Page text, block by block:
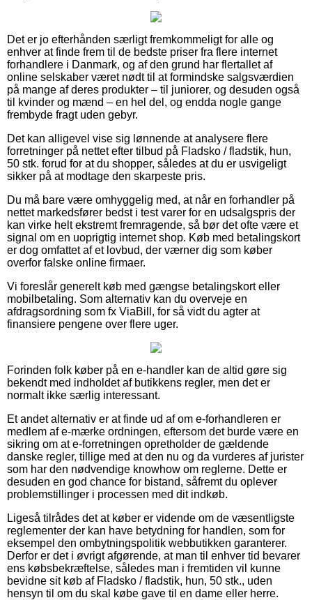
Det er jo efterhånden særligt fremkommeligt for alle og
enhver at finde frem til de bedste priser fra flere internet
forhandlere i Danmark, og af den grund har flertallet af
online selskaber været nødt til at formindske salgsværdien
på mange af deres produkter – til juniorer, og desuden også
til kvinder og mænd – en hel del, og endda nogle gange
frembyde fragt uden gebyr.
Det kan alligevel vise sig lønnende at analysere flere
forretninger på nettet efter tilbud på Fladsko / fladstik, hun,
50 stk. forud for at du shopper, således at du er usvigeligt
sikker på at modtage den skarpeste pris.
Du må bare være omhyggelig med, at når en forhandler på
nettet markedsfører bedst i test varer for en udsalgspris der
kan virke helt ekstremt fremragende, så bør det ofte være et
signal om en uoprigtig internet shop. Køb med betalingskort
er dog omfattet af et lovbud, der værner dig som køber
overfor falske online firmaer.
Vi foreslår generelt køb med gængse betalingskort eller
mobilbetaling. Som alternativ kan du overveje en
afdragsordning som fx ViaBill, for så vidt du agter at
finansiere pengene over flere uger.
Forinden folk køber på en e-handler kan de altid gøre sig
bekendt med indholdet af butikkens regler, men det er
normalt ikke særlig interessant.
Et andet alternativ er at finde ud af om e-forhandleren er
medlem af e-mærke ordningen, eftersom det burde være en
sikring om at e-forretningen opretholder de gældende
danske regler, tillige med at den nu og da vurderes af jurister
som har den nødvendige knowhow om reglerne. Dette er
desuden en god chance for bistand, såfremt du oplever
problemstillinger i processen med dit indkøb.
Ligeså tilrådes det at køber er vidende om de væsentligste
reglementer der kan have betydning for handlen, som for
eksempel den ombytningspolitik webbutikken garanterer.
Derfor er det i øvrigt afgørende, at man til enhver tid bevarer
ens købsbekræftelse, således man i fremtiden vil kunne
bevidne sit køb af Fladsko / fladstik, hun, 50 stk., uden
hensyn til om du skal købe gave til en dame eller herre.